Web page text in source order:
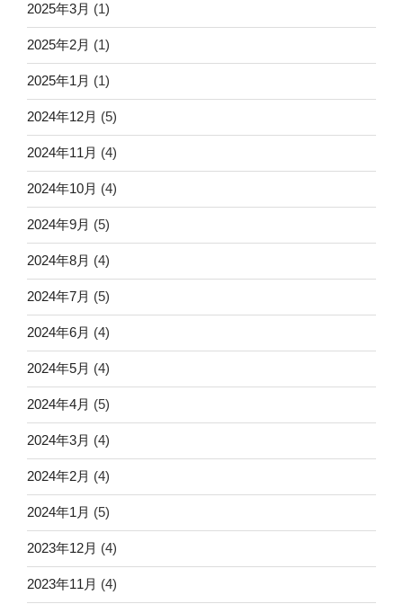
2025年3月 (1)
2025年2月 (1)
2025年1月 (1)
2024年12月 (5)
2024年11月 (4)
2024年10月 (4)
2024年9月 (5)
2024年8月 (4)
2024年7月 (5)
2024年6月 (4)
2024年5月 (4)
2024年4月 (5)
2024年3月 (4)
2024年2月 (4)
2024年1月 (5)
2023年12月 (4)
2023年11月 (4)